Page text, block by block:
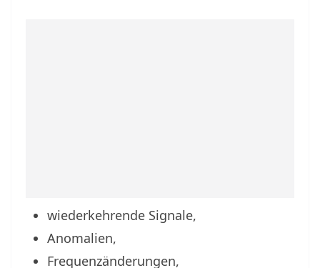
wiederkehrende Signale,
Anomalien,
Frequenzänderungen,